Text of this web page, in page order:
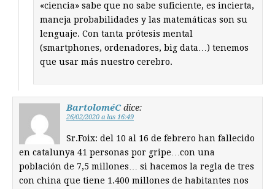
«ciencia» sabe que no sabe suficiente, es incierta,
maneja probabilidades y las matemáticas son su
lenguaje. Con tanta prótesis mental
(smartphones, ordenadores, big data…) tenemos
que usar más nuestro cerebro.
BartoloméC dice:
26/02/2020 a las 16:49
Sr.Foix: del 10 al 16 de febrero han fallecido
en catalunya 41 personas por gripe…con una
población de 7,5 millones… si hacemos la regla de tres
con china que tiene 1.400 millones de habitantes nos